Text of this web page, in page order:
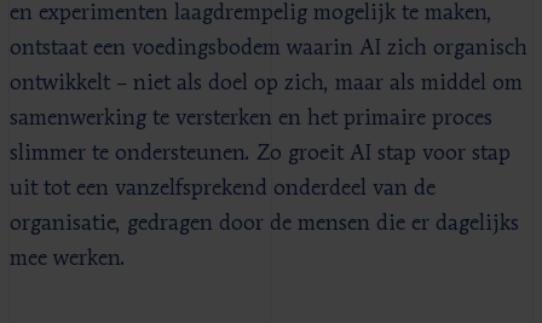
en experimenten laagdrempelig mogelijk te maken,
ontstaat een voedingsbodem waarin AI zich organisch
ontwikkelt – niet als doel op zich, maar als middel om
samenwerking te versterken en het primaire proces
slimmer te ondersteunen. Zo groeit AI stap voor stap
uit tot een vanzelfsprekend onderdeel van de
organisatie, gedragen door de mensen die er dagelijks
mee werken.